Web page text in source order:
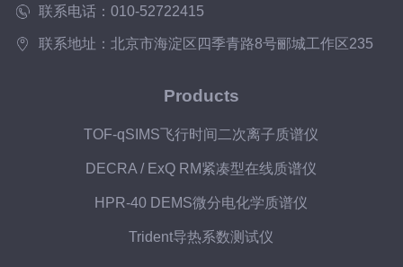
联系电话：010-52722415
联系地址：北京市海淀区四季青路8号郦城工作区235
Products
TOF-qSIMS飞行时间二次离子质谱仪
DECRA / ExQ RM紧凑型在线质谱仪
HPR-40 DEMS微分电化学质谱仪
Trident导热系数测试仪